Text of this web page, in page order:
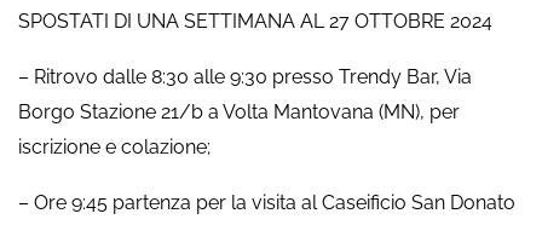
SPOSTATI DI UNA SETTIMANA AL 27 OTTOBRE 2024
– Ritrovo dalle 8:30 alle 9:30 presso Trendy Bar, Via
Borgo Stazione 21/b a Volta Mantovana (MN), per
iscrizione e colazione;
– Ore 9:45 partenza per la visita al Caseificio San Donato